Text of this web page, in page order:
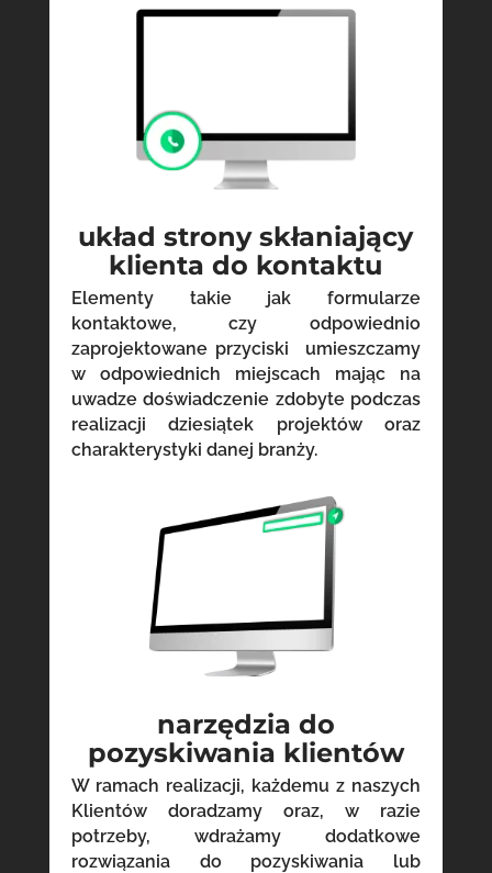
układ strony skłaniający
klienta do kontaktu
Elementy takie jak formularze
kontaktowe, czy odpowiednio
zaprojektowane przyciski umieszczamy
w odpowiednich miejscach mając na
uwadze doświadczenie zdobyte podczas
realizacji dziesiątek projektów oraz
charakterystyki danej branży.
narzędzia do
pozyskiwania klientów
W ramach realizacji, każdemu z naszych
Klientów doradzamy oraz, w razie
potrzeby, wdrażamy dodatkowe
rozwiązania do pozyskiwania lub